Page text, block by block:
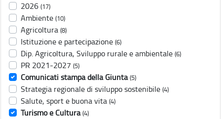
2026 (17)
Ambiente (10)
Agricoltura (8)
Istituzione e partecipazione (6)
Dip. Agricoltura, Sviluppo rurale e ambientale (6)
PR 2021-2027 (5)
Comunicati stampa della Giunta (5)
Strategia regionale di sviluppo sostenibile (4)
Salute, sport e buona vita (4)
Turismo e Cultura (4)